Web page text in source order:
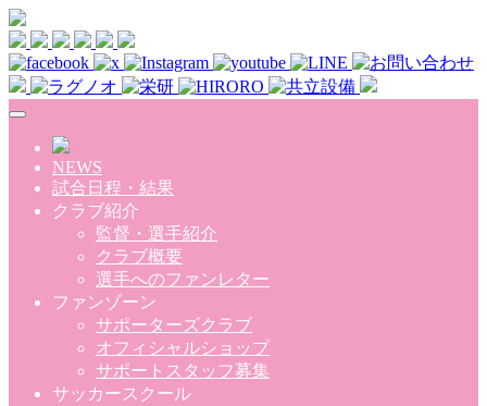
Skip to main content
NEWS
試合日程・結果
クラブ紹介
監督・選手紹介
クラブ概要
選手へのファンレター
ファンゾーン
サポーターズクラブ
オフィシャルショップ
サポートスタッフ募集
サッカースクール